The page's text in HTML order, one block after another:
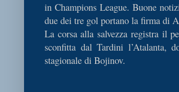
in Champions League. Buone
due dei tre gol portano la firma di
La corsa alla salvezza registra il
sconfitta dal Tardini l’Atalanta,
stagionale di Bojinov.